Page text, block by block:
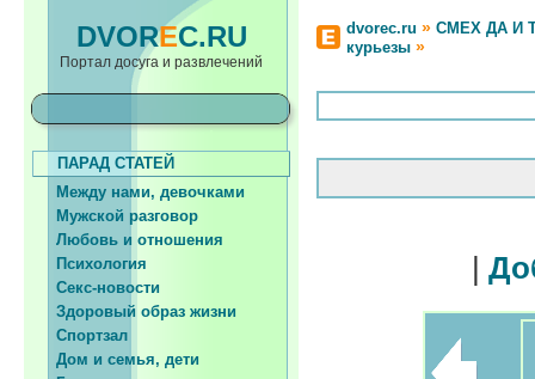
DVOREC.RU
Портал досуга и развлечений
dvorec.ru » СМЕХ ДА И
курьезы »
ПАРАД СТАТЕЙ
Между нами, девочками
Мужской разговор
Любовь и отношения
Психология
Секс-новости
Здоровый образ жизни
Спортзал
Дом и семья, дети
|